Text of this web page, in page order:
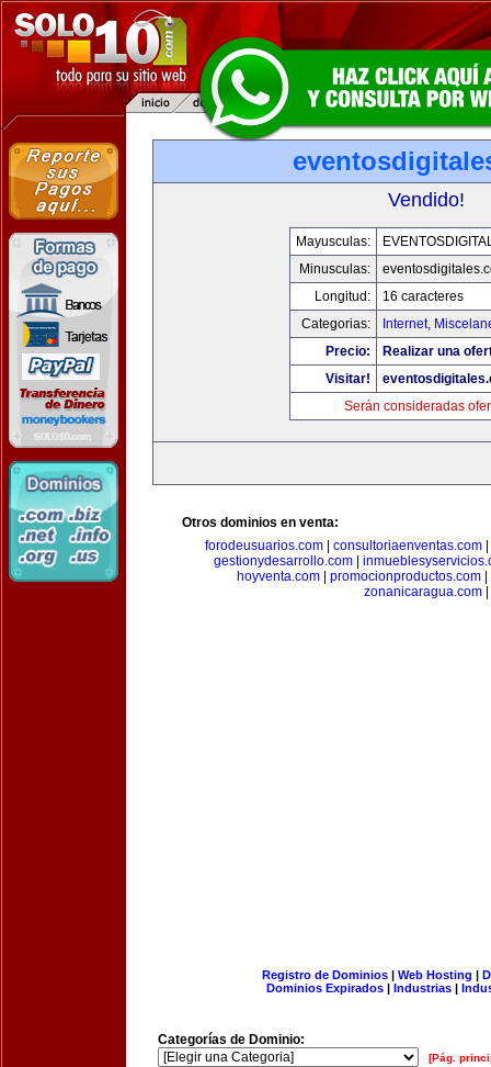
Vendido!
Mayusculas:
Minusculas:
Longitud:
16 caracteres
Categorias:
Internet,
Precio:
Realizar una
Visitar!
Serán consideradas
Otros dominios en venta:
forodeusuarios.com
consultoriaenventas.com
gestionydesarrollo.com
hoyventa.com| promocionproductos.com|
zonanicaragua.com
Registro de Dominios| Web Hosting |
Dominios Expirados | Industrias |
Categorías de Dominio:
[Pág.